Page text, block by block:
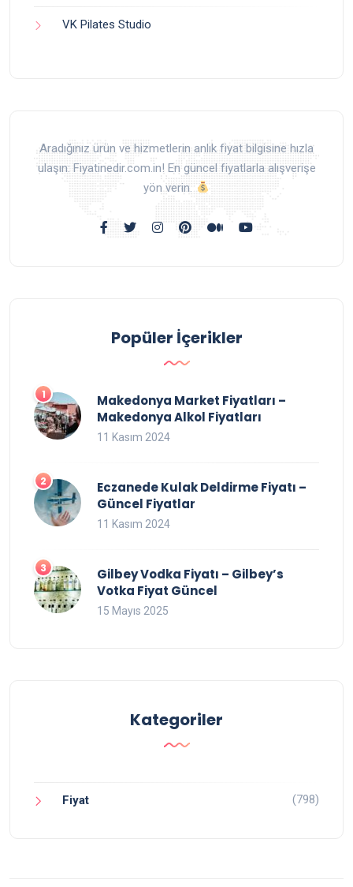
VK Pilates Studio
Aradığınız ürün ve hizmetlerin anlık fiyat bilgisine hızla
ulaşın: Fiyatinedir.com.in! En güncel fiyatlarla alışverişe
yön verin.
Popüler İçerikler
Makedonya Market Fiyatları –
Makedonya Alkol Fiyatları
11 Kasım 2024
Eczanede Kulak Deldirme Fiyatı –
Güncel Fiyatlar
11 Kasım 2024
Gilbey Vodka Fiyatı – Gilbey’s
Votka Fiyat Güncel
15 Mayıs 2025
Kategoriler
Fiyat (798)